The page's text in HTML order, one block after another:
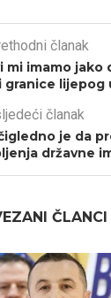
članak
mi imamo jako
granice lijepog
članak
je da
državne
ČLANCI